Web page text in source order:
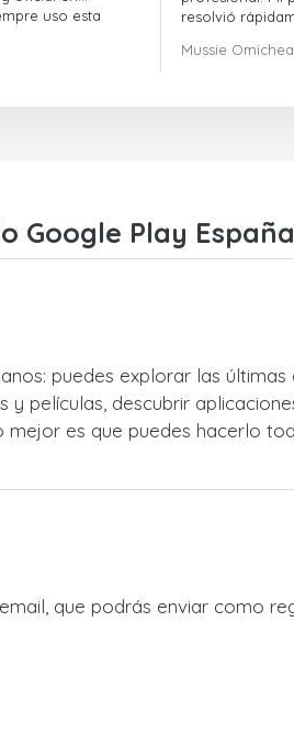
uso esta
resolvió
Mussie
Google Play España
puedes explorar las últimas
películas, descubrir
mejor es que puedes hacerlo
que podrás enviar como